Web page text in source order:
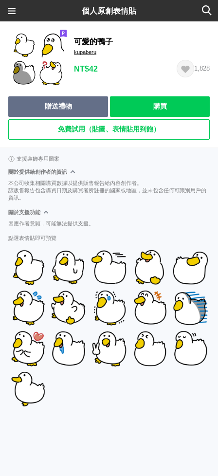
個人原創表情貼
可愛的鴨子
kupaberu
NT$42 1,828
贈送禮物 購買
免費試用（貼圖、表情貼用到飽）
支援裝飾專用圖案
關於提供給創作者的資訊
本公司收集相關購買數據以提供販售報告給內容創作者。
該販售報告包含購買日期及購買者所註冊的國家或地區，並未包含任何可識別用戶的
資訊。
關於支援功能
因應作者意願，可能無法提供支援。
點選表情貼即可預覽